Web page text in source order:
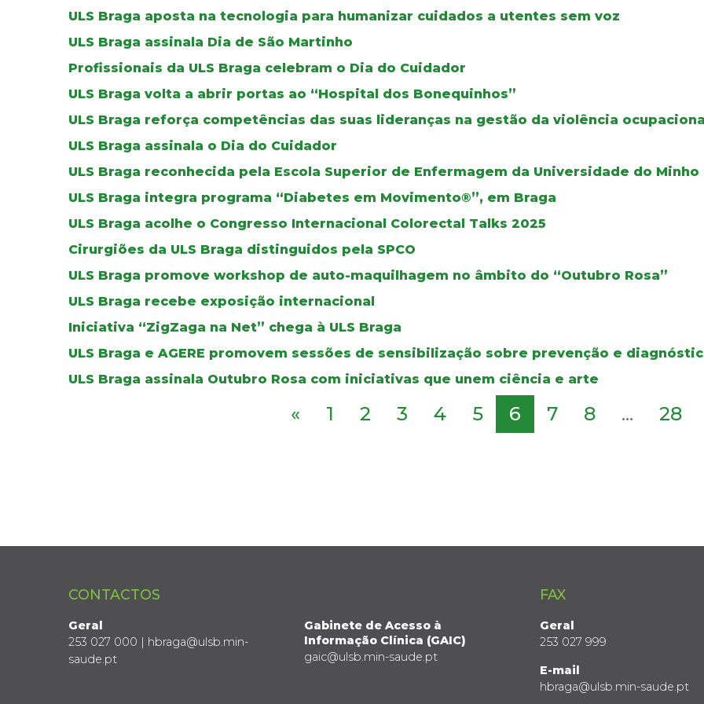
ULS Braga aposta na tecnologia para humanizar cuidados a utentes sem voz
ULS Braga assinala Dia de São Martinho
Profissionais da ULS Braga celebram o Dia do Cuidador
ULS Braga volta a abrir portas ao “Hospital dos Bonequinhos”
ULS Braga reforça competências das suas lideranças na gestão da violência
ULS Braga assinala o Dia do Cuidador
ULS Braga reconhecida pela Escola Superior de Enfermagem da Universidade do Minho
ULS Braga integra programa “Diabetes em Movimento®”, em Braga
ULS Braga acolhe o Congresso Internacional Colorectal Talks 2025
Cirurgiões da ULS Braga distinguidos pela SPCO
ULS Braga promove workshop de auto-maquilhagem no âmbito do “Outubro Rosa”
ULS Braga recebe exposição internacional
Iniciativa “ZigZaga na Net” chega à ULS Braga
ULS Braga e AGERE promovem sessões de sensibilização sobre prevenção e
ULS Braga assinala Outubro Rosa com iniciativas que unem ciência e arte
« 1 2 3 4 5 6 7 8 ... 28
CONTACTOS
Geral
253 027 000 | hbraga@ulsb.min-
saude.pt
Gabinete de Acesso à
Informação Clínica (GAIC)
gaic@ulsb.min-saude.pt
FAX
Geral
253 027 999
E-mail
hbraga@ulsb.min-saude.pt